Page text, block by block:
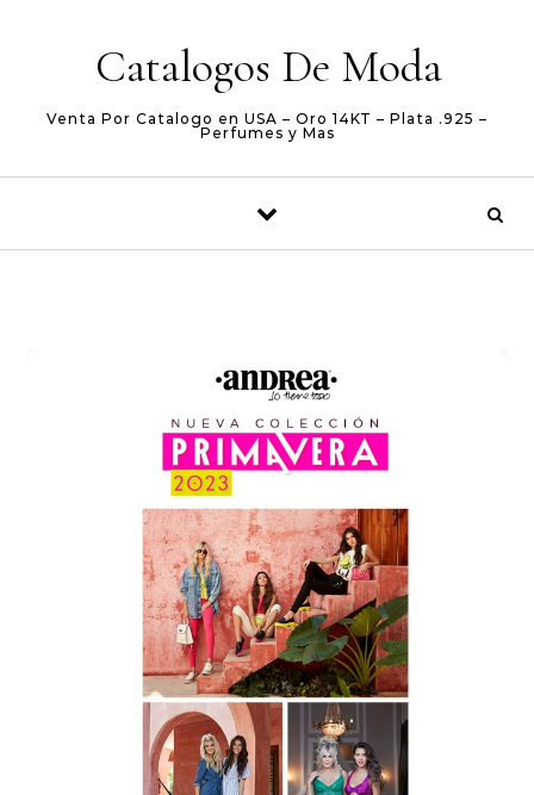
Catalogos De Moda
Venta Por Catalogo en USA – Oro 14KT – Plata .925 –
Perfumes y Mas